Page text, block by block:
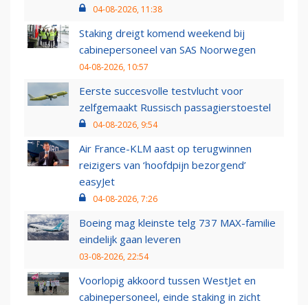
04-08-2026, 11:38
Staking dreigt komend weekend bij
cabinepersoneel van SAS Noorwegen
04-08-2026, 10:57
Eerste succesvolle testvlucht voor
zelfgemaakt Russisch passagierstoestel
04-08-2026, 9:54
Air France-KLM aast op terugwinnen
reizigers van ‘hoofdpijn bezorgend’
easyJet
04-08-2026, 7:26
Boeing mag kleinste telg 737 MAX-familie
eindelijk gaan leveren
03-08-2026, 22:54
Voorlopig akkoord tussen WestJet en
cabinepersoneel, einde staking in zicht